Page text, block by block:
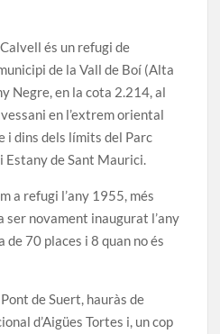
és un refugi de
de la Vall de Boí (Alta
Negre, en la cota 2.214, al
en l’extrem oriental
i dins dels límits del Parc
Estany de Sant Maurici.
a refugi l’any 1955, més
novament inaugurat l’any
70 places i 8 quan no és
de Suert, hauràs de
d’Aigües Tortes i, un cop